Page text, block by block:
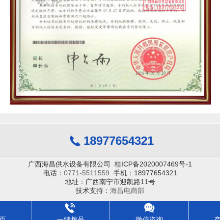
18977654321
广西海昌供水设备有限公司 桂ICP备2020007469号-1
电话： 0771-5511559 手机：18977654321
地址：广西南宁市迎凯路11号
技术支持： 海昌电商部